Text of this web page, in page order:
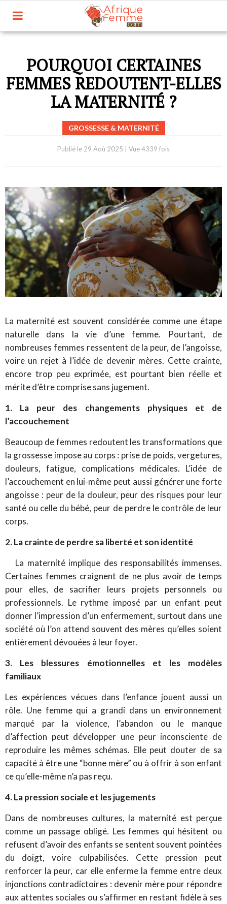
POURQUOI CERTAINES
FEMMES REDOUTENT-ELLES
LA MATERNITÉ ?
GROSSESSE & MATERNITÉ
Publié le 29 Aoû 2025 Vue 4339 fois
La maternité est souvent considérée comme une étape
naturelle dans la vie d’une femme. Pourtant, de
nombreuses femmes ressentent de la peur, de l’angoisse,
voire un rejet à l’idée de devenir mères. Cette crainte,
encore trop peu exprimée, est pourtant bien réelle et
mérite d’être comprise sans jugement.
1. La peur des changements physiques et de
l’accouchement
Beaucoup de femmes redoutent les transformations que
la grossesse impose au corps : prise de poids, vergetures,
douleurs, fatigue, complications médicales. L’idée de
l’accouchement en lui-même peut aussi générer une forte
angoisse : peur de la douleur, peur des risques pour leur
santé ou celle du bébé, peur de perdre le contrôle de leur
corps.
2. La crainte de perdre sa liberté et son identité
La maternité implique des responsabilités immenses.
Certaines femmes craignent de ne plus avoir de temps
pour elles, de sacrifier leurs projets personnels ou
professionnels. Le rythme imposé par un enfant peut
donner l’impression d’un enfermement, surtout dans une
société où l’on attend souvent des mères qu’elles soient
entièrement dévouées à leur foyer.
3. Les blessures émotionnelles et les modèles
familiaux
Les expériences vécues dans l’enfance jouent aussi un
rôle. Une femme qui a grandi dans un environnement
marqué par la violence, l’abandon ou le manque
d’affection peut développer une peur inconsciente de
reproduire les mêmes schémas. Elle peut douter de sa
capacité à être une “bonne mère” ou à offrir à son enfant
ce qu’elle-même n’a pas reçu.
4. La pression sociale et les jugements
Dans de nombreuses cultures, la maternité est perçue
comme un passage obligé. Les femmes qui hésitent ou
refusent d’avoir des enfants se sentent souvent pointées
du doigt, voire culpabilisées. Cette pression peut
renforcer la peur, car elle enferme la femme entre deux
injonctions contradictoires : devenir mère pour répondre
aux attentes sociales ou s’affirmer en restant fidèle à ses